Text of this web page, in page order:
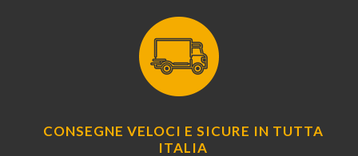
CONSEGNE VELOCI E SICURE IN TUTTA
ITALIA